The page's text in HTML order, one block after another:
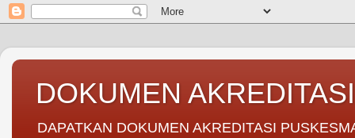
DOKUMEN
DAPATKAN DOKUMEN AKREDITASI